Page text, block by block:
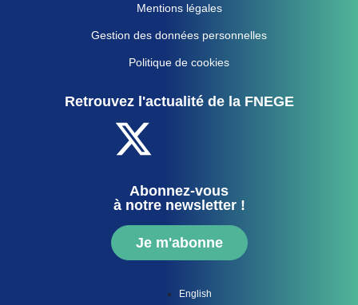
Mentions légales
Gestion des données personnelles
Politique de cookies
Retrouvez l'actualité de la FNEGE
Abonnez-vous
à notre newsletter !
Je m'abonne
English